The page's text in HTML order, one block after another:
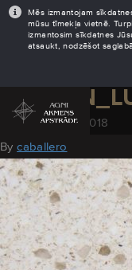
Mēs izmantojam
mūsu tīmekļa vietnē.
izmantosim sīkdatnes
atsaukt, nodzēšot
November 28, 2018
Bycaballero